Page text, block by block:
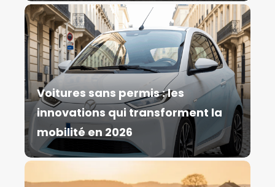
Voitures sans permis : les
innovations qui transforment la
mobilité en 2026